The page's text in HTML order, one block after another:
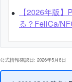
【2026年版
る？FeliCa/
公式情報確認日: 2026年5月6日